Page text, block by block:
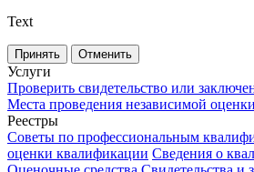
Text
Принять Отменить
Услуги
Проверить свидетельство или
Места проведения независимой
Реестры
Советы по профессиональным
оценки квалификации Сведения о